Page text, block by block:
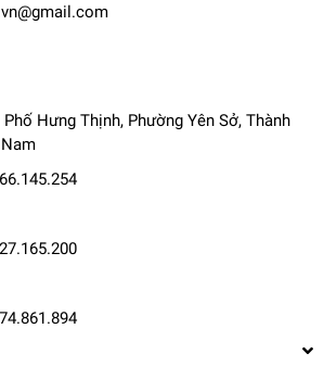
Hưng Thịnh, Phường Yên Sở, Thành